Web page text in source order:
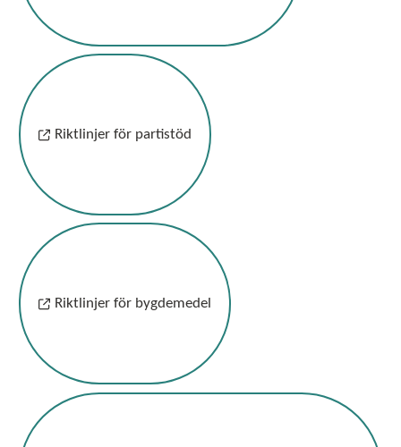
Riktlinjer för partistöd
Riktlinjer för bygdemedel